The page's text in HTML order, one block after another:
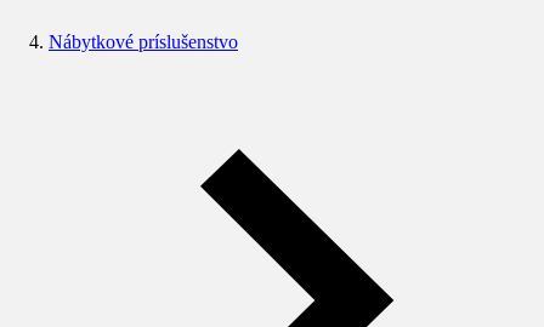
Nábytkové príslušenstvo